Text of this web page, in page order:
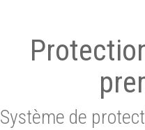
Système de